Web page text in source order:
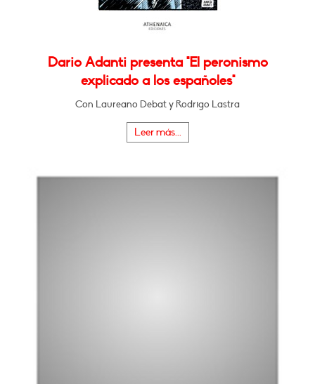
Dario Adanti presenta "El peronismo
explicado a los españoles"
Con Laureano Debat y Rodrigo Lastra
Leer más...